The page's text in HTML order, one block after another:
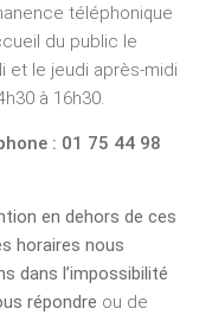
téléphonique
du public le
et le jeudi après-midi
à 16h30.
: 01 75 44 98
en dehors de ces
horaires nous
dans l’impossibilité
répondre ou de